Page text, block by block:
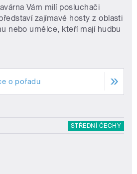
Vám milí posluchači
zajímavé hosty z oblasti
nebo umělce, kteří mají hudbu
o pořadu
STŘEDNÍ ČECHY